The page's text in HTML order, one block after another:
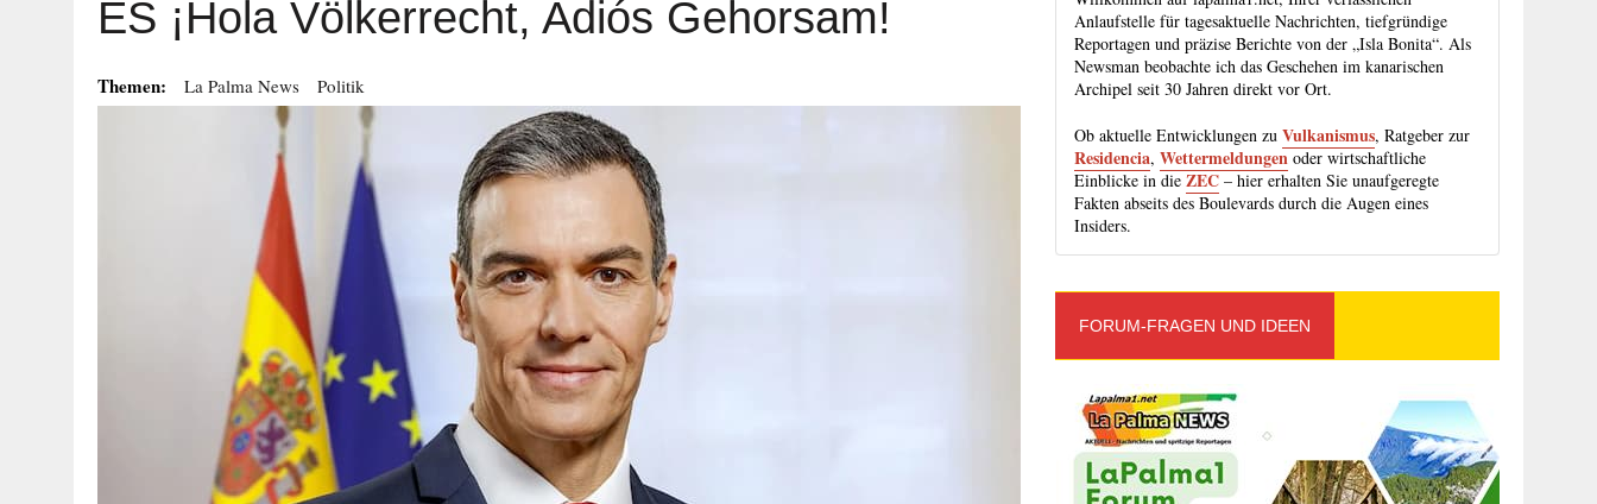
ES ¡Hola Völkerrecht, Adiós Gehorsam!
Themen: La Palma News Politik
Anlaufstelle für tagesaktuelle Nachrichten, tiefgründige
Reportagen und präzise Berichte von der „Isla Bonita“. Als
Newsman beobachte ich das Geschehen im kanarischen
Archipel seit 30 Jahren direkt vor Ort.
Ob aktuelle Entwicklungen zuVulkanismus, Ratgeber zur
Residencia,Wettermeldungen oder wirtschaftliche
Einblicke in dieZEC – hier erhalten Sie unaufgeregte
Fakten abseits des Boulevards durch die Augen eines
Insiders.
FORUM-FRAGEN UND IDEEN